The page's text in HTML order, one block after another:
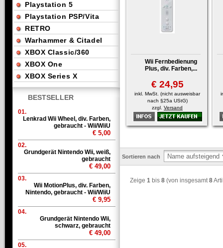
Wii Fernbedienung
Plus, div. Farben,...
€ 24,95
inkl. MwSt. (nicht ausweisbar
nach §25a UStG)
zzgl. Versand
Sortieren nach
Zeige 1 bis 8 (von insgesamt8
Playstation 5
Playstation PSP/Vita
RETRO
Warhammer & Citadel
XBOX Classic/360
XBOX One
XBOX Series X
BESTSELLER
01.
Lenkrad Wii Wheel, div. Farben,
gebraucht - Wii/WiiU
€ 5,00
02.
Grundgerät Nintendo Wii, weiß,
gebraucht
€ 49,00
03.
Wii MotionPlus, div. Farben,
Nintendo, gebraucht - Wii/WiiU
€ 9,95
04.
Grundgerät Nintendo Wii,
schwarz, gebraucht
€ 49,00
05.